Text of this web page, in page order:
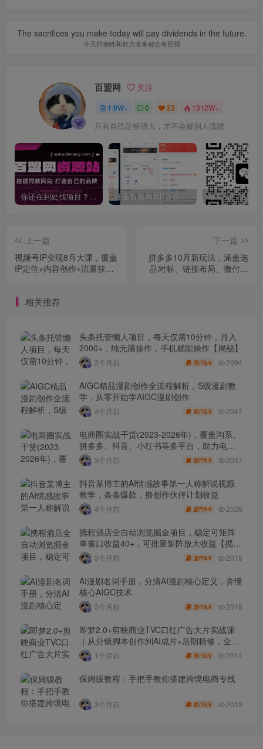
The sacrifices you make today will pay dividends in the future.
今天的牺牲和努力未来都会有回报
百盟网 关注
1.9W+ 0 23 1312W+
只有自己足够强大，才不会被别人践踏
你还在到处找项目？还在当韭菜？我靠卖项目一个月收入5万+，曾经我也是个失败者。 开通百盟网VIP会员，尊享全站资源免费下载，享70%的推广提成！！【限时五折优惠】
上一篇
视频号IP变现8月大课，覆盖
IP定位+内容创作+流量获取
下一篇
拼多多10月新玩法，涵盖选
品对标、链接布局、微付费
相关推荐
头条托管懒人项目，每天仅需10分钟，月入
2000+，纯无脑操作，手机就能操作【揭秘】
3个月前 盟币9.9 2094
AIGC精品漫剧创作全流程解析，S级漫剧教
学，从零开始学AIGC漫剧创作
4个月前 盟币9.9 2047
电商圈实战干货(2023-2026年)，覆盖淘系、
拼多多、抖音、小红书等多平台，助力电商
人避开坑、提效率、稳盈利(更新4月)
3个月前 盟币9.9 2037
抖音某博主的AI情感故事第一人称解说视频
教学，条条爆款，撸创作伙伴计划收益
4个月前 盟币9.9 2026
携程酒店全自动浏览掘金项目，稳定可矩阵
单窗口收益40+，可批量矩阵放大收益【揭
秘】3个月前 盟币9.9 2018
AI漫剧名词手册，分清AI漫剧核心定义，弄懂
核心AIGC技术
3个月前 盟币9.9 2016
即梦2.0+剪映商业TVC口红广告大片实战课
｜从分镜脚本创作到AI成片+后期精修，全流
程打造品牌级产品广告
1个月前 盟币9.9 2014
保姆级教程：手把手教你搭建跨境电商专线
3个月前 盟币9.9 2013